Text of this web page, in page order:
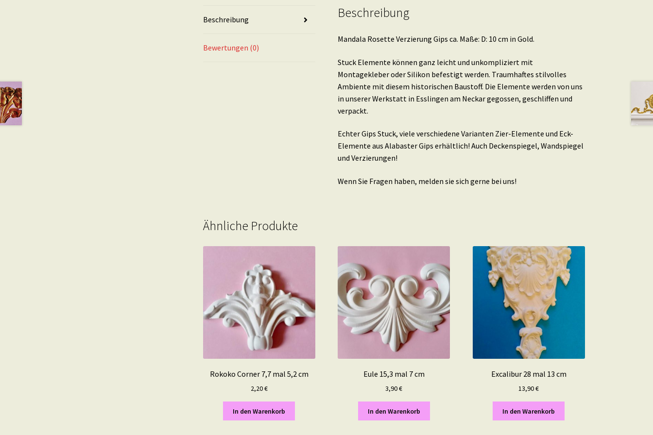
Menge
Beschreibung
Bewertungen (0)
Beschreibung
Mandala Rosette Verzierung Gips ca. Maße: D: 10 cm in Gold.
Stuck Elemente können ganz leicht und unkompliziert mit
Montagekleber oder Silikon befestigt werden. Traumhaftes stilvolles
Ambiente mit diesem historischen Baustoff. Die Elemente werden von uns
in unserer Werkstatt in Esslingen am Neckar gegossen, geschliffen und
verpackt.
Echter Gips Stuck, viele verschiedene Varianten Zier-Elemente und Eck-
Elemente aus Alabaster Gips erhältlich! Auch Deckenspiegel, Wandspiegel
und Verzierungen!
Wenn Sie Fragen haben, melden sie sich gerne bei uns!
Ähnliche Produkte
Rokoko Corner 7,7 mal 5,2 cm
2,20€
In den Warenkorb
Eule 15,3 mal 7 cm
3,90€
In den Warenkorb
Excalibur 28 mal 13 cm
13,90€
In den Warenkorb